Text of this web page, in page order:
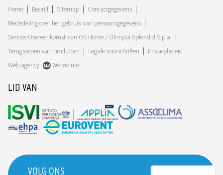
Home
Bedrijf Sitemap
Contactgegevens
Mededeling over het gebruik van persoonsgegevens
Service Overeenkomst van OS Home / Olimpia Splendid S.p.a.
Terugroepen van producten
Legale voorschriften
Privacybeleid
Web agency
Websolute
LID VAN
VOLG ONS